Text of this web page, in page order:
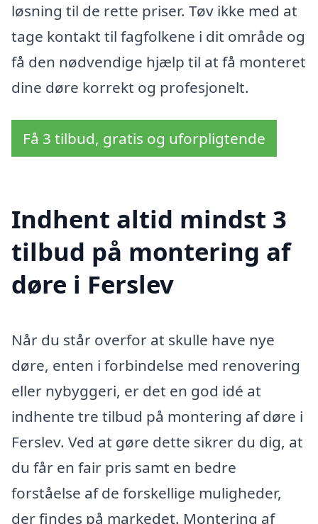
løsning til de rette priser. Tøv ikke med at
tage kontakt til fagfolkene i dit område og
få den nødvendige hjælp til at få monteret
dine døre korrekt og profesjonelt.
Få 3 tilbud, gratis og uforpligtende
Indhent altid mindst 3
tilbud på montering af
døre i Ferslev
Når du står overfor at skulle have nye
døre, enten i forbindelse med renovering
eller nybyggeri, er det en god idé at
indhente tre tilbud på montering af døre i
Ferslev. Ved at gøre dette sikrer du dig, at
du får en fair pris samt en bedre
forståelse af de forskellige muligheder,
der findes på markedet. Montering af